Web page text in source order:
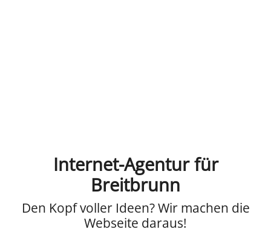
Internet-Agentur für
Breitbrunn
Den Kopf voller Ideen? Wir machen die
Webseite daraus!